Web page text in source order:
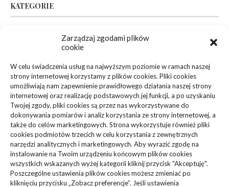
Zarządzaj zgodami plików
cookie
W celu świadczenia usług na najwyższym poziomie w ramach naszej
strony internetowej korzystamy z plików cookies. Pliki cookies
umożliwiają nam zapewnienie prawidłowego działania naszej strony
internetowej oraz realizację podstawowych jej funkcji, a po uzyskaniu
Twojej zgody, pliki cookies są przez nas wykorzystywane do
dokonywania pomiarów i analiz korzystania ze strony internetowej, a
także do celów marketingowych. Strona wykorzystuje również pliki
cookies podmiotów trzecich w celu korzystania z zewnętrznych
narzędzi analitycznych i marketingowych. Aby wyrazić zgodę na
instalowanie na Twoim urządzeniu końcowym plików cookies
wszystkich wskazanych wyżej kategorii kliknij przycisk "Akceptuję".
Poszczególne ustawienia plików cookies możesz zmieniać po
kliknięciu przycisku „Zobacz preferencje”. Jeśli ustawienia
KATEGORIE
(94)
Dom, Ogród
Zdrowie, Medycyna
Edukacja, Rozrywka (36)
Sport, Turystyka
Budownictwo, Przemysł